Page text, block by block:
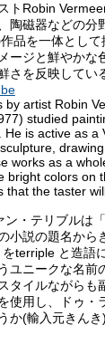
トRobin
陶磁器などの分
品を一体とし
ージと鮮やかな
さを反映してい
artist Robin
studied
is active as a
works as a
bright colors on
that the taster
・テリブルは
小説の題名から
terriple と造語
ユニークな名前
タイルながらも
使用し、ドゥ・
か(輸入元きんき)